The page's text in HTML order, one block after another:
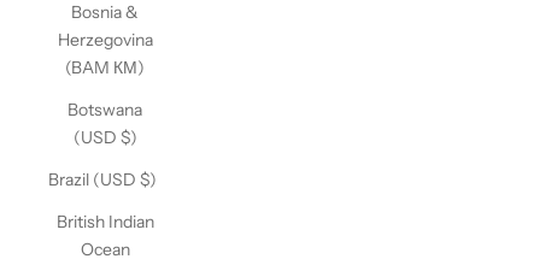
Bosnia &
Herzegovina
(BAM КМ)
Botswana
(USD $)
Brazil (USD $)
British Indian
Ocean